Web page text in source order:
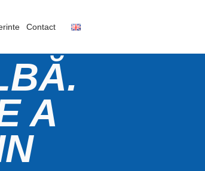
Contact
A